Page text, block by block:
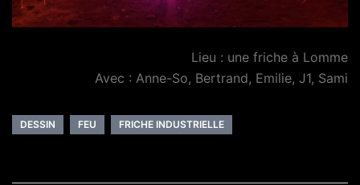
Lieu : une friche à Lomme
Avec : Anne-So, Bertrand, Emilie, J1, Sami
DESSIN FEU FRICHE INDUSTRIELLE